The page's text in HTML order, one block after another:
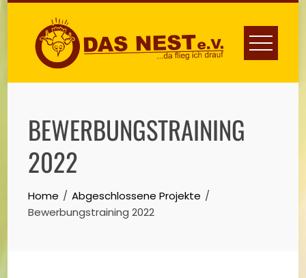
Skip
content
BEWERBUNGSTRAINING
2022
Home
Abgeschlossene Projekte
Bewerbungstraining 2022